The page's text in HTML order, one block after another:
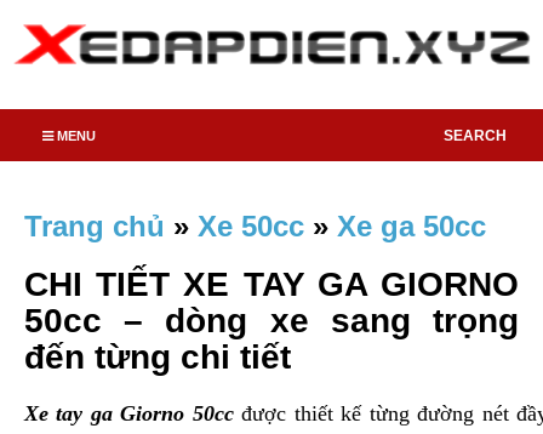
SEARCH
MENU
Trang chủ » Xe 50cc » Xe ga 50cc
CHI TIẾT XE TAY GA GIORNO
50cc – dòng xe sang trọng
đến từng chi tiết
Xe tay ga Giorno 50cc được thiết kế từng đường nét